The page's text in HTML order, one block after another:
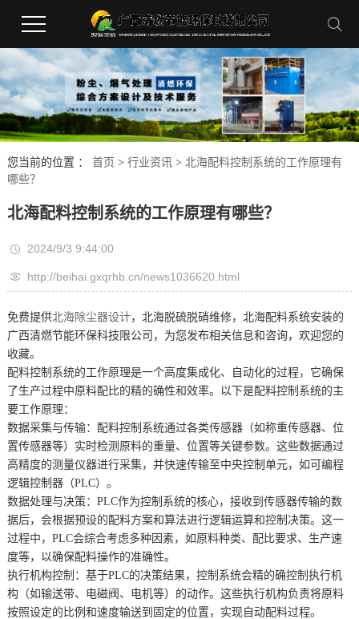
您当前的位置 ： 首页 > 行业资讯 > 北海配料控制系统的工作原理有
哪些？
北海配料控制系统的工作原理有哪些？
2024/9/3 9:44:00
http://beihai.gxqrhb.cn/news1036620.html
免费提供北海除尘器设计，北海脱硫脱硝维修，北海配料系统安装的
广西清燃节能环保科技限公司，为您发布相关信息和咨询，欢迎您的
收藏。
配料控制系统的工作原理是一个高度集成化、自动化的过程，它确保
了生产过程中原料配比的精的确性和效率。以下是配料控制系统的主
要工作原理：
数据采集与传输：配料控制系统通过各类传感器（如称重传感器、位
置传感器等）实时检测原料的重量、位置等关键参数。这些数据通过
高精度的测量仪器进行采集，并快速传输至中央控制单元，如可编程
逻辑控制器（PLC）。
数据处理与决策：PLC作为控制系统的核心，接收到传感器传输的数
据后，会根据预设的配料方案和算法进行逻辑运算和控制决策。这一
过程中，PLC会综合考虑多种因素，如原料种类、配比要求、生产速
度等，以确保配料操作的准确性。
执行机构控制：基于PLC的决策结果，控制系统会精的确控制执行机
构（如输送带、电磁阀、电机等）的动作。这些执行机构负责将原料
按照设定的比例和速度输送到固定的位置，实现自动配料过程。